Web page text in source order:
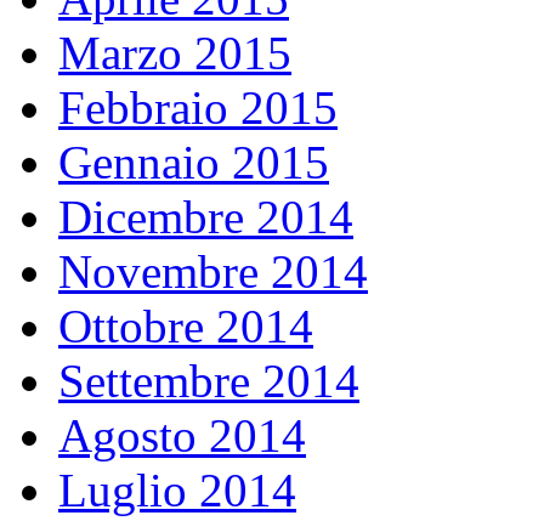
Marzo 2015
Febbraio 2015
Gennaio 2015
Dicembre 2014
Novembre 2014
Ottobre 2014
Settembre 2014
Agosto 2014
Luglio 2014